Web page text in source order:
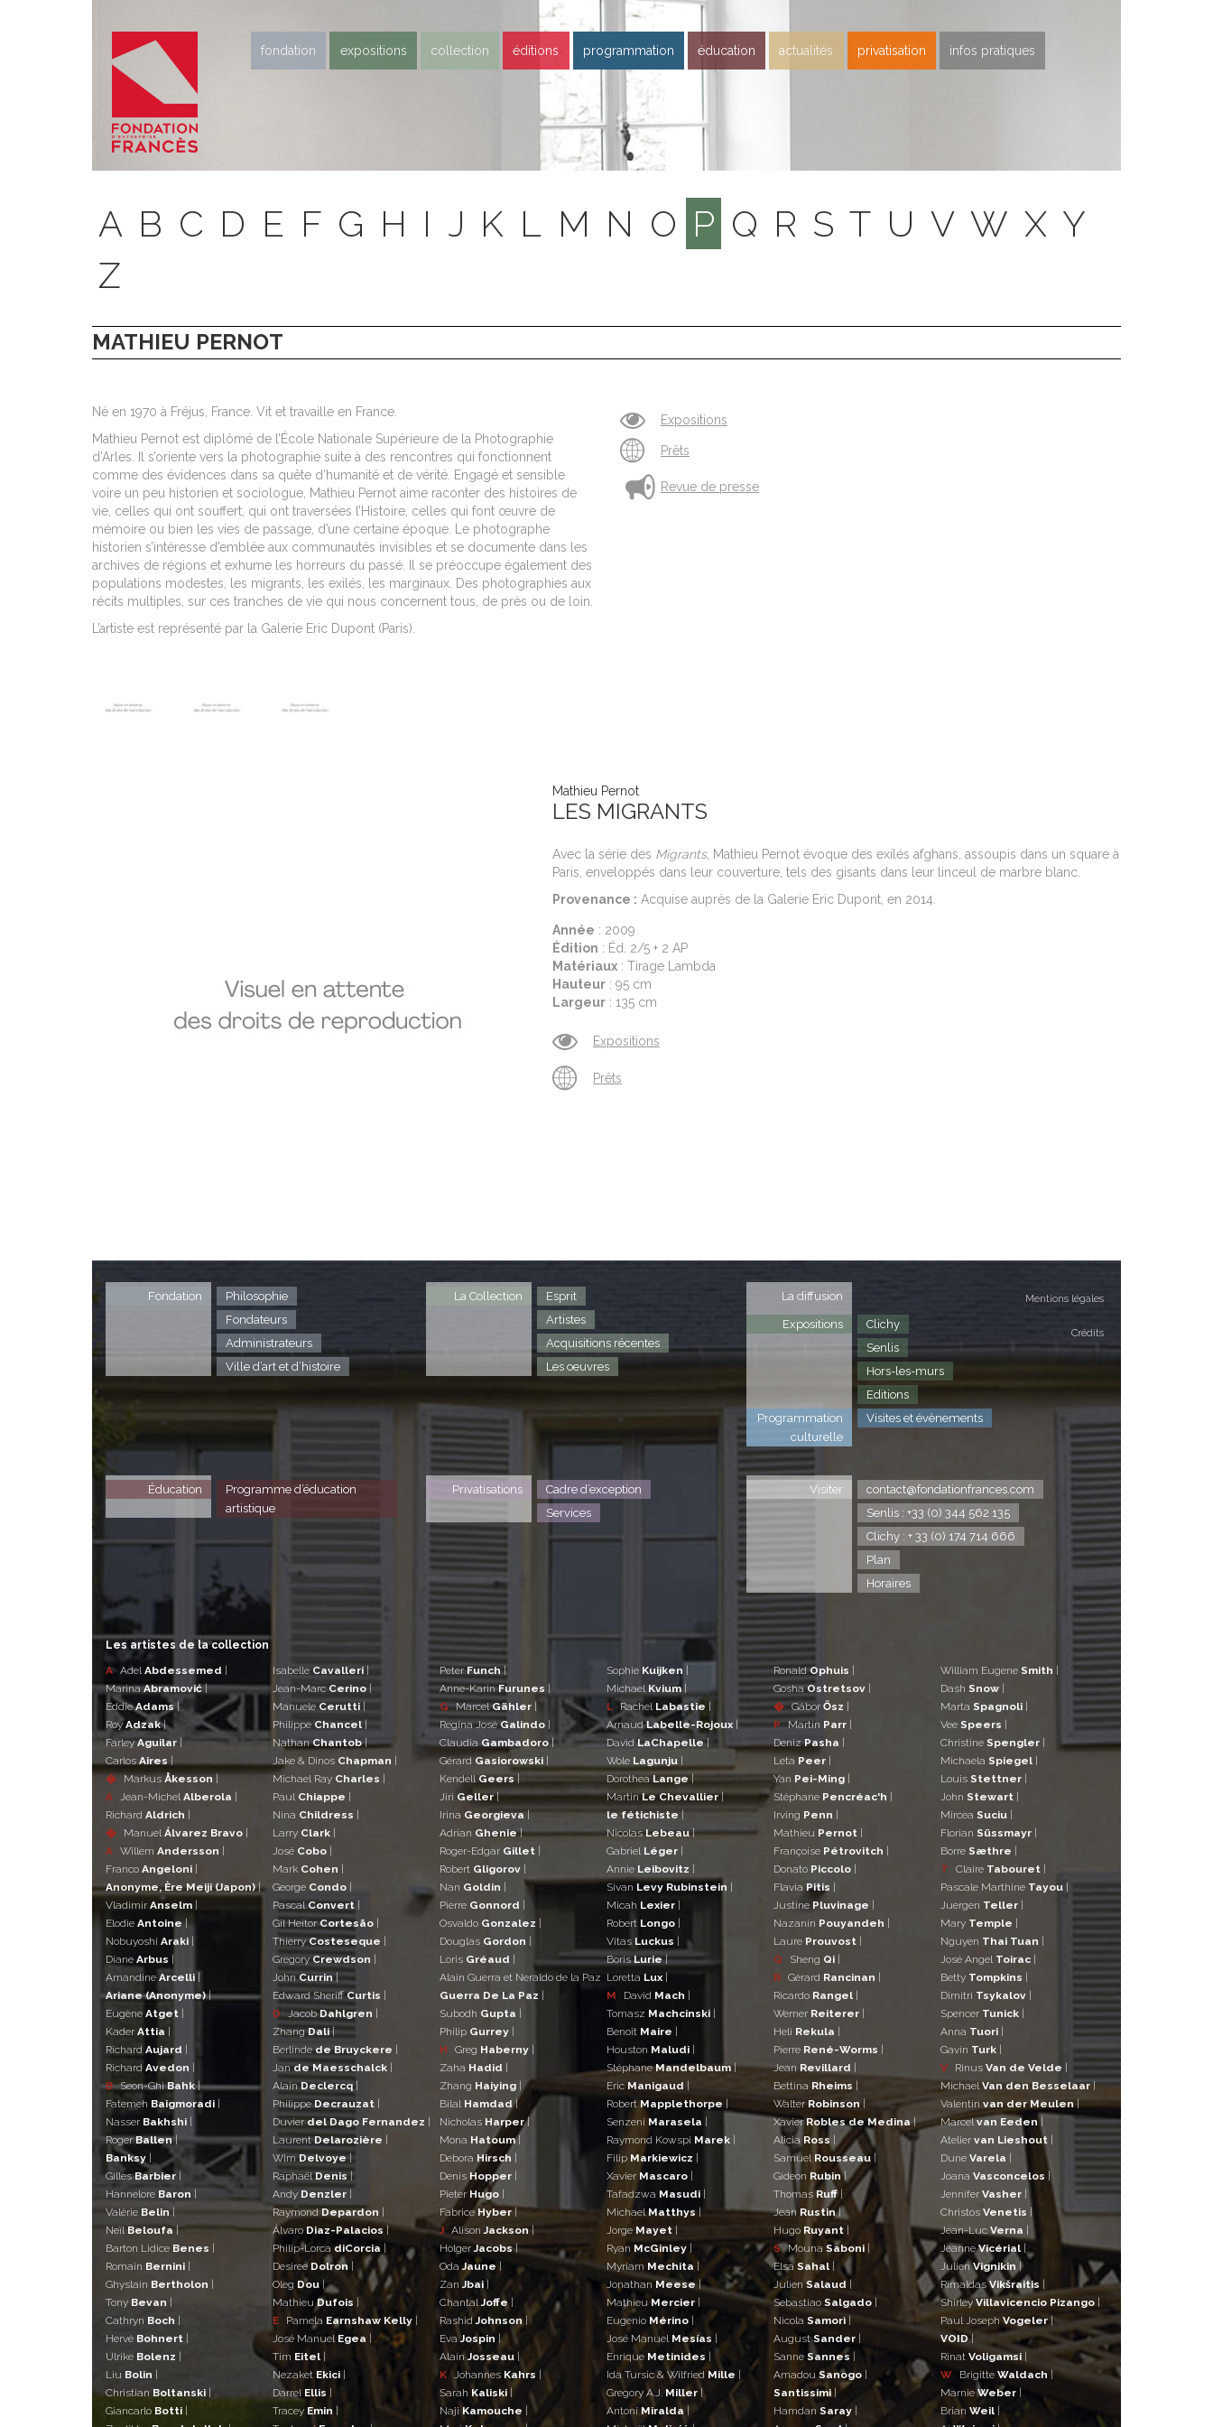
fondation expositions collection éditions programmation éducation actualités privatisation infos pratiques
A B C D E F G H I J K L M N O P Q R S T U V W X Y
Z
MATHIEU PERNOT
Né en 1970 à Fréjus, France. Vit et travaille en France.
Mathieu Pernot est diplômé de l’École Nationale Supérieure de la Photographie
d’Arles. Il s’oriente vers la photographie suite à des rencontres qui fonctionnent
comme des évidences dans sa quête d’humanité et de vérité. Engagé et sensible
voire un peu historien et sociologue, Mathieu Pernot aime raconter des histoires de
vie, celles qui ont souffert, qui ont traversées l’Histoire, celles qui font œuvre de
mémoire ou bien les vies de passage, d’une certaine époque. Le photographe
historien s’intéresse d’emblée aux communautés invisibles et se documente dans les
archives de régions et exhume les horreurs du passé. Il se préoccupe également des
populations modestes, les migrants, les exilés, les marginaux. Des photographies aux
récits multiples, sur ces tranches de vie qui nous concernent tous, de près ou de loin.
L’artiste est représenté par la Galerie Eric Dupont (Paris).
Expositions
Prêts
Revue de presse
Mathieu Pernot
LES MIGRANTS
Avec la série des Migrants, Mathieu Pernot évoque des exilés afghans, assoupis dans un square à
Paris, enveloppés dans leur couverture, tels des gisants dans leur linceul de marbre blanc.
Provenance : Acquise auprès de la Galerie Eric Dupont, en 2014.
Année : 2009
Édition : Éd. 2/5 + 2 AP
Matériaux : Tirage Lambda
Hauteur : 95 cm
Largeur : 135 cm
Expositions
Prêts
Mentions légales
Crédits
Fondation
Philosophie
Fondateurs
Administrateurs
Ville d’art et d’histoire
La Collection
Esprit
Artistes
Acquisitions récentes
Les oeuvres
La diffusion
Expositions
Clichy
Senlis
Hors-les-murs
Editions
Programmation
culturelle
Visites et évènements
Éducation
Programme d’éducation
artistique
Privatisations
Cadre d’exception
Services
Visiter
contact@fondationfrances.com
Senlis : +33 (0) 344 562 135
Clichy : + 33 (0) 174 714 666
Plan
Horaires
Les artistes de la collection
A Adel Abdessemed |
MarinaAbramović|
EddieAdams |
RoyAdzak|
FarleyAguilar |
Carlos Aires |
�
Markus Åkesson |
A
Jean-Michel Alberola |
Richard Aldrich |
�
Manuel Álvarez Bravo |
A Willem Andersson |
Franco Angeloni |
Anonyme, Ère Meiji (Japon)|
Vladimir Anselm |
Elodie Antoine|
Nobuyoshi Araki |
Diane Arbus |
Amandine Arcelli |
Ariane (Anonyme)|
Eugène Atget |
Kader Attia |
Richard Aujard |
Richard Avedon |
B Seon-GhiBahk|
Fatemeh Baigmoradi |
Nasser Bakhshi |
RogerBallen|
Banksy |
GillesBarbier |
Hannelore Baron |
Valérie Belin|
Neïl Beloufa|
Barton Lidice Benes |
Romain Bernini |
Ghyslain Bertholon |
Tony Bevan |
Cathryn Boch |
Hervé Bohnert |
Ulrike Bolenz |
Liu Bolin |
Christian Boltanski |
Giancarlo Botti |
Isabelle Cavalleri |
Jean-Marc Cerino |
Manuele Cerutti |
Philippe Chancel |
NathanChantob|
Jake & Dinos Chapman |
Michael Ray Charles |
Paul Chiappe |
Nina Childress |
Larry Clark |
José Cobo |
Mark Cohen |
George Condo |
PascalConvert |
Gil HeitorCortesão |
ThierryCosteseque |
GregoryCrewdson |
JohnCurrin|
Edward SheriffCurtis |
D JacobDahlgren |
ZhangDali|
Berlindede Bruyckere |
Jande Maesschalck |
AlainDeclercq|
PhilippeDecrauzat |
Duvierdel Dago Fernandez |
LaurentDelarozière |
WimDelvoye|
RaphaëlDenis|
Andy Denzler |
RaymondDepardon |
Álvaro Diaz-Palacios |
Philip-LorcadiCorcia |
Desiree Dolron |
Oleg Dou |
MathieuDufois |
E
Pamela Earnshaw Kelly |
José Manuel Egea |
Tim Eitel |
Nezaket Ekici |
Darrel Ellis |
Tracey Emin |
PeterFunch|
Anne-KarinFurunes |
G MarcelGähler |
Regina JoséGalindo |
Claudia Gambadoro|
Gérard Gasiorowski |
KendellGeers |
Jiri Geller|
Irina Georgieva|
Adrian Ghenie|
Roger-Edgar Gillet |
Robert Gligorov |
Nan Goldin |
Pierre Gonnord |
Osvaldo Gonzalez |
Douglas Gordon |
Loris Gréaud |
Alain Guerra et Neraldo de la Paz
Guerra De La Paz |
Subodh Gupta |
Philip Gurrey |
H
Greg Haberny |
Zaha Hadid |
Zhang Haiying |
Bilal Hamdad|
Nicholas Harper|
Mona Hatoum|
Debora Hirsch |
Denis Hopper |
Pieter Hugo |
Fabrice Hyber|
J Alison Jackson|
Holger Jacobs|
OdaJaune |
Zan Jbai|
Chantal Joffe |
RashidJohnson|
EvaJospin |
AlainJosseau |
K
Johannes Kahrs |
Sarah Kaliski |
Naji Kamouche |
Sophie Kuijken |
Michael Kvium|
L Rachel Labastie |
ArnaudLabelle-Rojoux |
DavidLaChapelle|
Wole Lagunju |
DorotheaLange|
MartinLe Chevallier|
le fétichiste |
NicolasLebeau|
Gabriel Léger |
Annie Leibovitz |
Sivan Levy Rubinstein |
Micah Lexier |
Robert Longo |
Vitas Luckus |
BorisLurie|
Loretta Lux |
M
David Mach |
Tomasz Machcinski |
Benoît Maire |
Houston Maludi |
StéphaneMandelbaum|
Eric Manigaud |
RobertMapplethorpe |
Senzeni Marasela |
Raymond Kowspi Marek |
Filip Markiewicz |
Xavier Mascaro |
Tafadzwa Masudi |
MichaelMatthys|
Jorge Mayet |
Ryan McGinley |
Myriam Mechita |
JonathanMeese|
Mathieu Mercier |
Eugenio Mérino |
José Manuel Mesías |
Enrique Metinides |
Ida Tursic & WilfriedMille |
Gregory A.J. Miller|
AntoniMiralda |
RonaldOphuis |
GoshaOstretsov |
� Gábor Ősz |
P Martin Parr |
DenizPasha |
Leta Peer |
Yan Pei-Ming |
Stéphane Pencréac'h |
Irving Penn |
Mathieu Pernot |
Françoise Pétrovitch |
Donato Piccolo |
Flavia Pitis |
Justine Pluvinage |
Nazanin Pouyandeh |
Laure Prouvost |
Q
Sheng Qi |
R Gérard Rancinan |
Ricardo Rangel |
Werner Reiterer |
Heli Rekula |
Pierre René-Worms |
Jean Revillard |
Bettina Rheims |
Walter Robinson|
Xavier Robles de Medina |
Alicia Ross |
Samuel Rousseau |
Gideon Rubin|
ThomasRuff|
Jean Rustin|
Hugo Ruyant |
S Mouna Saboni |
Elsa Sahal |
JulienSalaud |
Sebastiao Salgado |
Nicola Samorì |
AugustSander |
Sanne Sannes |
Amadou Sanogo |
Santissimi |
Hamdan Saray |
William Eugene Smith |
Dash Snow |
Marta Spagnoli |
Vee Speers |
Christine Spengler |
Michaela Spiegel |
Louis Stettner |
John Stewart |
Mircea Suciu |
Florian Süssmayr |
Borre Sæthre |
T
Claire Tabouret |
Pascale Marthine Tayou |
Juergen Teller |
Mary Temple |
Nguyen Thai Tuan |
José Angel Toirac |
Betty Tompkins |
Dimitri Tsykalov |
Spencer Tunick |
Anna Tuori |
Gavin Turk |
V
Rinus Van de Velde |
Michael Van den Besselaar|
Valentin van der Meulen|
Marcelvan Eeden|
Atelier van Lieshout |
Dune Varela |
Joana Vasconcelos |
Jennifer Vasher |
Christos Venetis |
Jean-Luc Verna |
JeanneVicérial |
JulienVignikin |
RimaldasVikšraitis |
ShirleyVillavicencio Pizango |
Paul Joseph Vogeler |
VOID|
Rinat Voligamsi |
W
Brigitte Waldach|
Marnie Weber |
Brian Weil |